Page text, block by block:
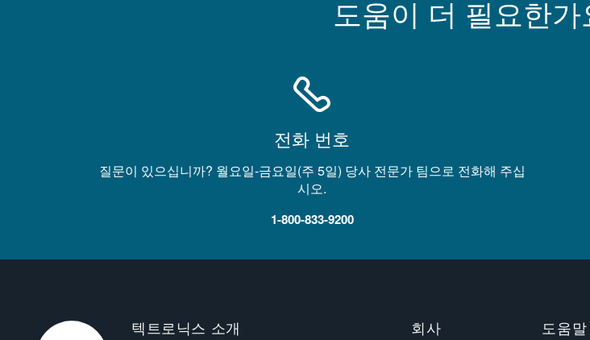
도움이 더 필요한
전화 번호
질문이 있으십니까? 월요일-금요일(주 5일) 당사 전문가 팀으로 전화해 주십
시오.
1-800-833-9200
텍트로닉스 소개 회사 도움